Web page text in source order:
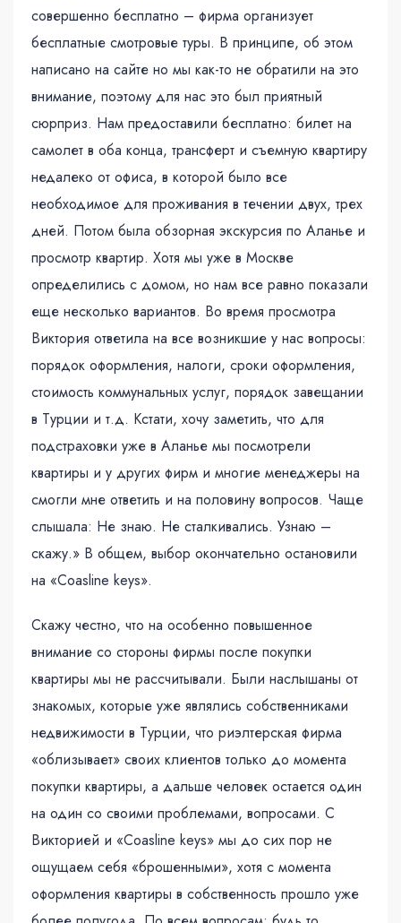
совершенно бесплатно – фирма организует
бесплатные смотровые туры. В принципе, об этом
написано на сайте но мы как-то не обратили на это
внимание, поэтому для нас это был приятный
сюрприз. Нам предоставили бесплатно: билет на
самолет в оба конца, трансферт и съемную квартиру
недалеко от офиса, в которой было все
необходимое для проживания в течении двух, трех
дней. Потом была обзорная экскурсия по Аланье и
просмотр квартир. Хотя мы уже в Москве
определились с домом, но нам все равно показали
еще несколько вариантов. Во время просмотра
Виктория ответила на все возникшие у нас вопросы:
порядок оформления, налоги, сроки оформления,
стоимость коммунальных услуг, порядок завещании
в Турции и т.д. Кстати, хочу заметить, что для
подстраховки уже в Аланье мы посмотрели
квартиры и у других фирм и многие менеджеры на
смогли мне ответить и на половину вопросов. Чаще
слышала: Не знаю. Не сталкивались. Узнаю –
скажу.» В общем, выбор окончательно остановили
на «Coasline keys».
Скажу честно, что на особенно повышенное
внимание со стороны фирмы после покупки
квартиры мы не рассчитывали. Были наслышаны от
знакомых, которые уже являлись собственниками
недвижимости в Турции, что риэлтерская фирма
«облизывает» своих клиентов только до момента
покупки квартиры, а дальше человек остается один
на один со своими проблемами, вопросами. С
Викторией и «Coasline keys» мы до сих пор не
ощущаем себя «брошенными», хотя с момента
оформления квартиры в собственность прошло уже